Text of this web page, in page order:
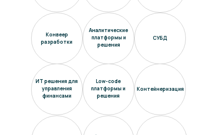
Low-code
платформы и
решения
Конвеер
разработки
Аналитические
платформы и
решения
СУБД
ИТ решения для
управления
финансами
Контейнеризация